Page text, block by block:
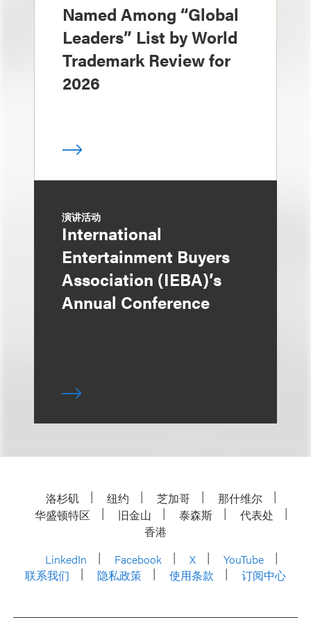
Named Among “Global
Leaders” List by World
Trademark Review for
2026
演讲活动
International
Entertainment Buyers
Association (IEBA)’s
Annual Conference
洛杉矶 纽约 芝加哥
那什维尔
华盛顿特区
旧金山 泰森斯
代表处
香港
LinkedIn
Facebook X
YouTube
联系我们
隐私政策 使用条款 订阅中心